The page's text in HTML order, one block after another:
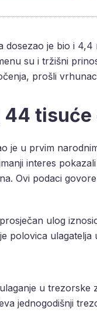
dosezao je bio i
su i tržišni
prošli
44 tisuće
je u prvim
interes
Ovi podaci
ulog
polovica
u trezorske
jednogodišnji